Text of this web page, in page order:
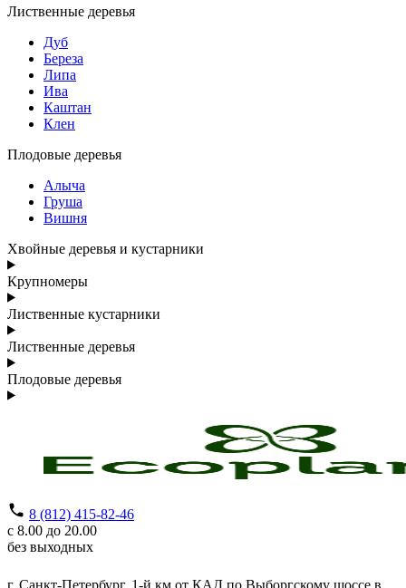
Лиственные деревья
Дуб
Береза
Липа
Ива
Каштан
Клен
Плодовые деревья
Алыча
Груша
Вишня
Хвойные деревья и кустарники
Крупномеры
Лиственные кустарники
Лиственные деревья
Плодовые деревья
8 (812) 415-82-46
с 8.00 до 20.00
без выходных
г. Санкт-Петербург, 1-й км от КАД по Выборгскому шоссе в